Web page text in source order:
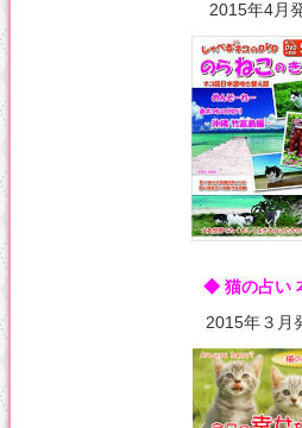
2015年4月
◆ 猫の占い
2015年３月